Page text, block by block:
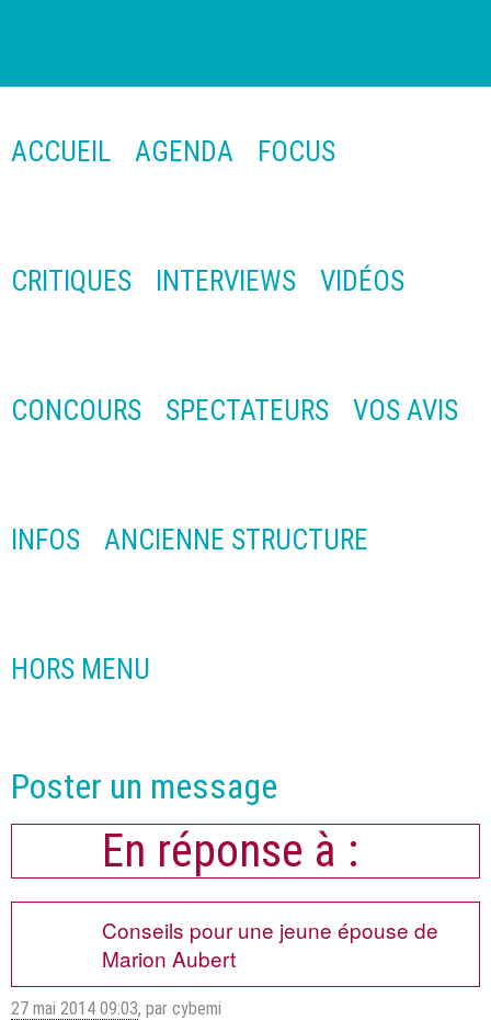
ACCUEIL AGENDA FOCUS
CRITIQUES INTERVIEWS VIDÉOS
CONCOURS SPECTATEURS VOS AVIS
INFOS ANCIENNE STRUCTURE
HORS MENU
Poster un message
En réponse à :
Conseils pour une jeune épouse de
Marion Aubert
27 mai 2014 09:03, par cybemi